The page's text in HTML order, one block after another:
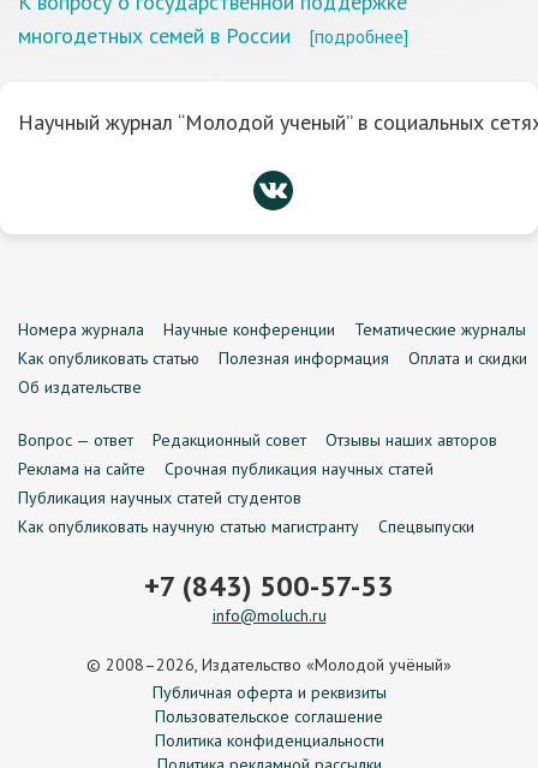
многодетных семей в России
[подробнее]
Научный журнал “Молодой ученый” в социальных
Номера журнала Научные конференции
Тематические журналы
Как опубликовать статью
Полезная информация
Оплата и скидки
Об издательстве
Вопрос — ответ Редакционный совет
Отзывы наших авторов
Реклама на сайте
Срочная публикация научных статей
Публикация научных статей студентов
Как опубликовать научную статью магистранту
Спецвыпуски
+7 (843) 500-57-53
info@moluch.ru
© 2008–2026, Издательство «Молодой учёный»
Публичная оферта и реквизиты
Пользовательское соглашение
Политика конфиденциальности